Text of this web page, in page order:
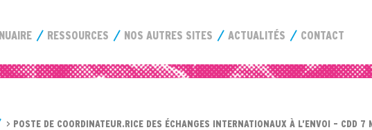
RESSOURCES NOS AUTRES SITES ACTUALITÉS CONTACT
> POSTE DE COORDINATEUR.RICE DES ÉCHANGES INTERNATIONAUX À L’ENVOI – CDD 7